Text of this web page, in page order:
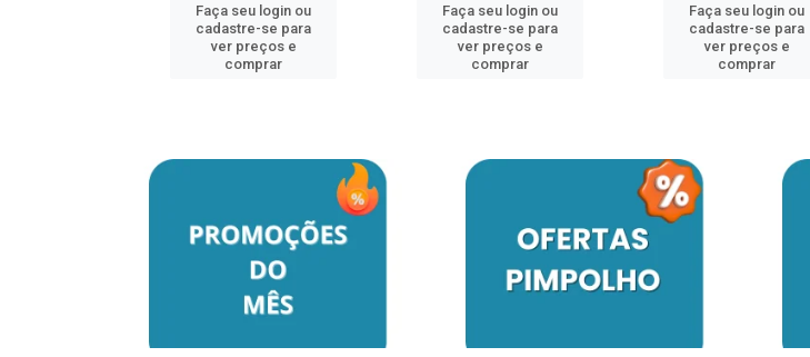
Faça seu login ou
cadastre-se para
ver preços e
comprar
Faça seu login ou
cadastre-se para
ver preços e
comprar
Faça seu login ou
cadastre-se para
ver preços e
comprar